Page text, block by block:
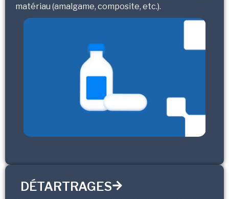
matériau (amalgame, composite, etc.).
DÉTARTRAGES